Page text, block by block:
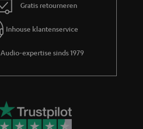
Gratis retourneren
Inhouse klantenservice
Audio-expertise sinds 1979